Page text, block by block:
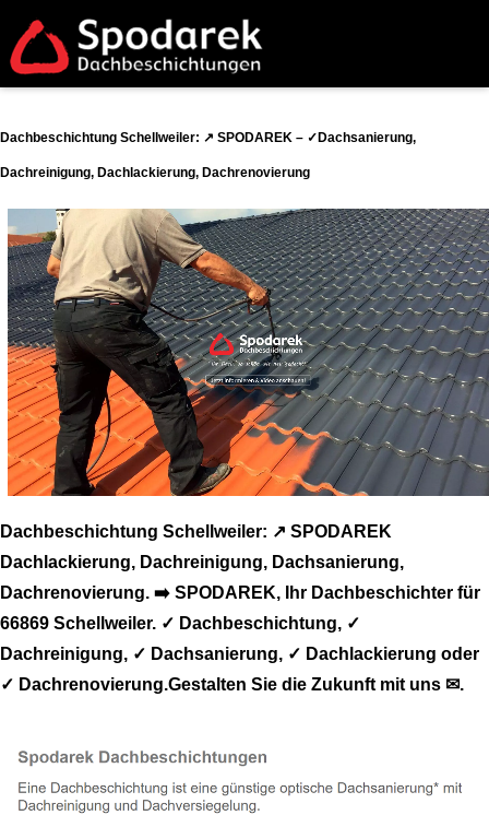
Dachbeschichtung Schellweiler: ↗️ SPODAREK – ✓Dachsanierung,
Dachreinigung, Dachlackierung, Dachrenovierung
Dachbeschichtung Schellweiler: ↗️ SPODAREK
Dachlackierung, Dachreinigung, Dachsanierung,
Dachrenovierung. ➡️ SPODAREK, Ihr Dachbeschichter für
66869 Schellweiler. ✓ Dachbeschichtung, ✓
Dachreinigung, ✓ Dachsanierung, ✓ Dachlackierung oder
✓ Dachrenovierung.Gestalten Sie die Zukunft mit uns ✉.